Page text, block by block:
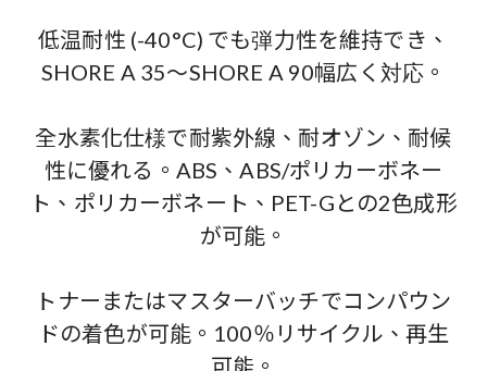
低温耐性 (-40°C) でも弾力性を維持でき、
SHORE A 35～SHORE A 90幅広く対応。
全水素化仕様で耐紫外線、耐オゾン、耐候
性に優れる。ABS、ABS/ポリカーボネー
ト、ポリカーボネート、PET-Gとの2色成形
が可能。
トナーまたはマスターバッチでコンパウン
ドの着色が可能。100％リサイクル、再生
可能。